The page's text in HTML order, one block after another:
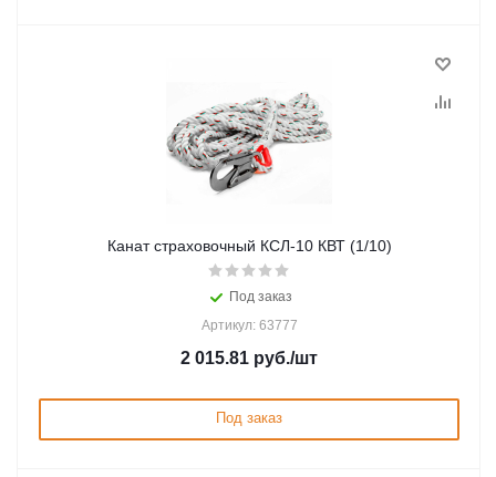
Канат страховочный КСЛ-10 КВТ (1/10)
Под заказ
Артикул: 63777
2 015.81 руб./шт
Под заказ